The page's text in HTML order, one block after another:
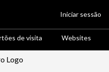
de visita Websites
Iniciar sessão